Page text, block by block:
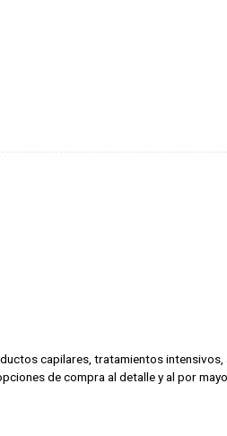
capilares, tratamientos
de compra al detalle y al por